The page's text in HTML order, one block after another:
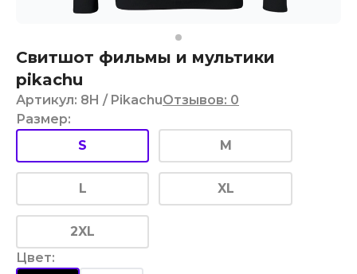
Свитшот фильмы и мультики
pikachu
Артикул: 8H / PikachuОтзывов: 0
Размер:
S
M
L XL
2XL
Цвет: